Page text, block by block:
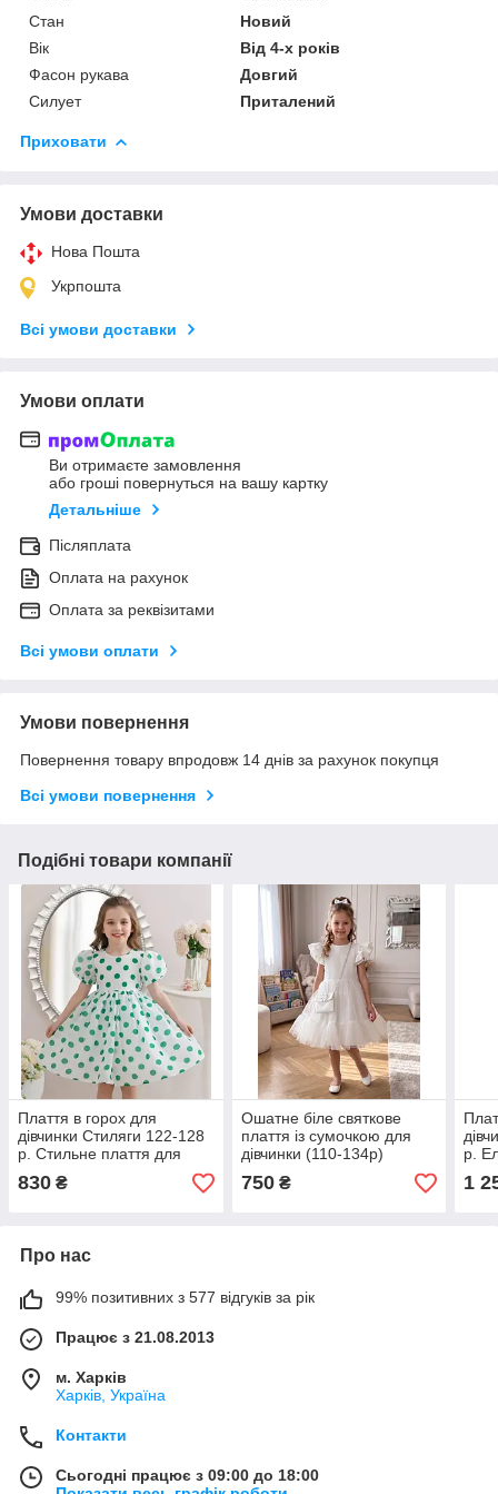
Стан
Новий
Вік
Від 4-х років
Фасон рукава
Довгий
Силует
Приталений
Приховати
Умови доставки
Нова Пошта
Укрпошта
Всі умови доставки
Умови оплати
Ви отримаєте замовлення
або гроші повернуться на вашу картку
Детальніше
Післяплата
Оплата на рахунок
Оплата за реквізитами
Всі умови оплати
Умови повернення
Повернення товару впродовж 14 днів за рахунок покупця
Всі умови повернення
Подібні товари компанії
Плаття в горох для
дівчинки Стиляги 122-128
р. Стильне плаття для
Плаття в горох
830 ₴
Ошатне біле святкове
плаття із сумочкою для
дівчинки (110-134р)
750₴
р.
1
Про нас
99% позитивних з 577 відгуків за рік
Працює з 21.08.2013
м. Харків
Харків, Україна
Контакти
Сьогодні працює з 09:00 до 18:00